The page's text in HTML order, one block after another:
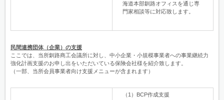
海道本部釧路オフィスを通じ専
門家相談等に対応致します。
民間連携団体（企業）の支援
ここでは、当所釧路商工会議所に対し、中小企業・小規模事業者への事業継続力
強化計画支援のお申し出をいただいている保険会社様を紹介致します。
（一部、当所会員事業者向け支援メニューが含まれます）
（1）BCP作成支援